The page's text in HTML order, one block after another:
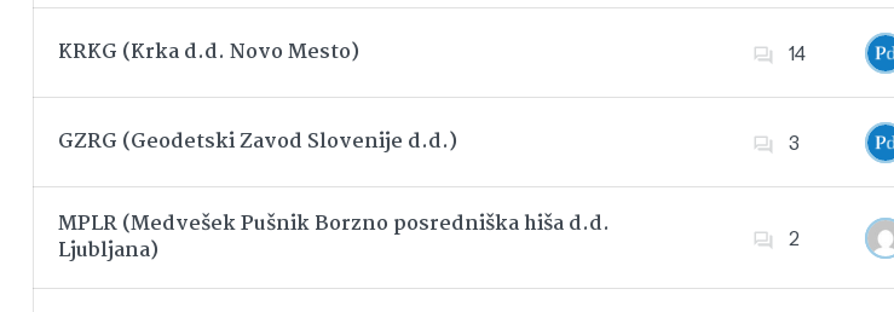
KRKG (Krka d.d. Novo Mesto) 14
GZRG (Geodetski Zavod Slovenije d.d.) 3
MPLR (Medvešek Pušnik Borzno posredniška hiša d.d.
Ljubljana)
2